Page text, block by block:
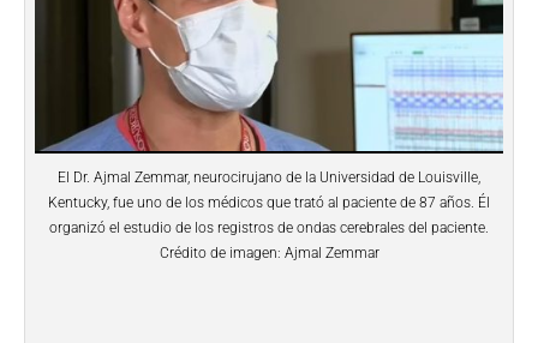
El Dr. Ajmal Zemmar, neurocirujano de la Universidad de Louisville,
Kentucky, fue uno de los médicos que trató al paciente de 87 años. Él
organizó el estudio de los registros de ondas cerebrales del paciente.
Crédito de imagen: Ajmal Zemmar